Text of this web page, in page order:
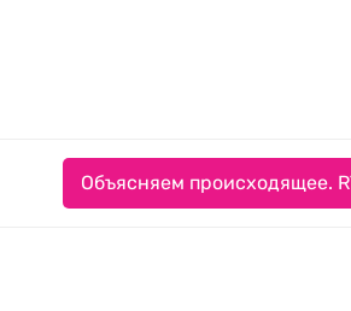
Объясняем происходящее.